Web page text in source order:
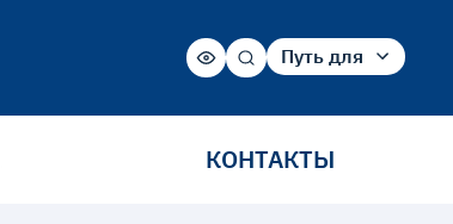
Путь для
Сотрудника
КОНТАКТЫ